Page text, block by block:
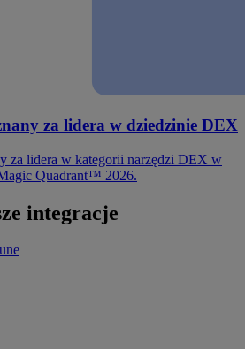
za lidera w dziedzinie DEX
za lidera w kategorii narzędzi DEX w
Quadrant™ 2026.
integracje